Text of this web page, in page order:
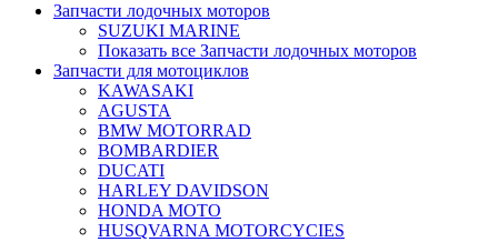
Запчасти лодочных моторов
SUZUKI MARINE
Показать все Запчасти лодочных моторов
Запчасти для мотоциклов
KAWASAKI
AGUSTA
BMW MOTORRAD
BOMBARDIER
DUCATI
HARLEY DAVIDSON
HONDA MOTO
HUSQVARNA MOTORCYCIES